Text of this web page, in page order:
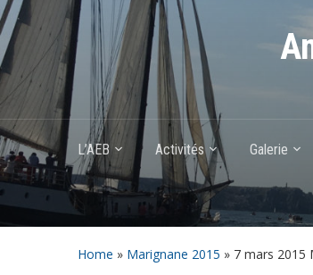
L’AEB Activités Galerie
Home » Marignane 2015 » 7 mars 2015